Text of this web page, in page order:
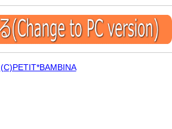
(C)PETIT*BAMBINA